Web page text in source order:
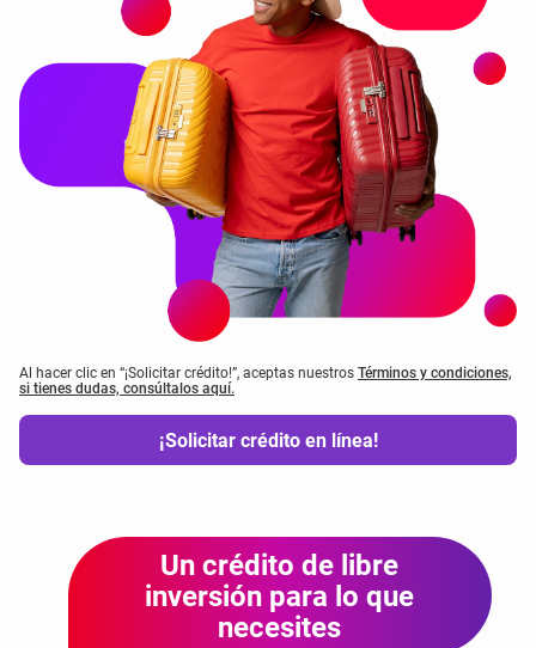
Al hacer clic en “¡Solicitar crédito!”, aceptas nuestrosTérminos y condiciones,
si tienes dudas, consúltalos aquí.
¡Solicitar crédito en línea!
Un crédito de libre
inversión para lo que
necesites